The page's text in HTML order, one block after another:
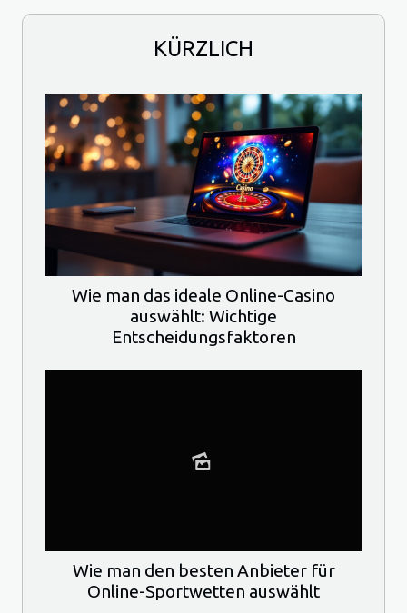
KÜRZLICH
Wie man das ideale Online-Casino
auswählt: Wichtige
Entscheidungsfaktoren
Wie man den besten Anbieter für
Online-Sportwetten auswählt